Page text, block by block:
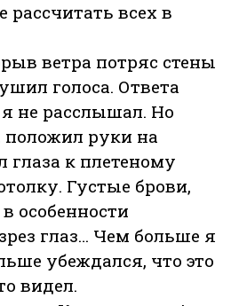
рассчитать всех в
ветра потряс стены
голоса. Ответа
не расслышал. Но
положил руки на
глаза к плетеному
Густые брови,
особенности
глаз… Чем больше я
убеждался, что это
видел.